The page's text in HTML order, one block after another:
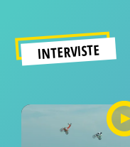
INTERVISTE